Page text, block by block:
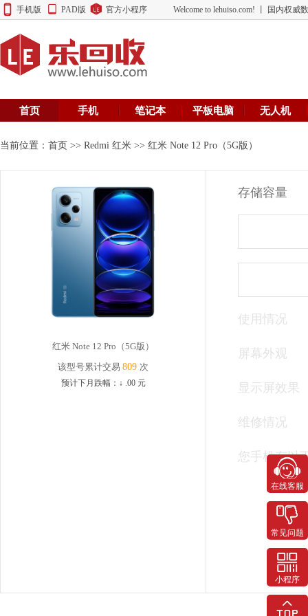
手机版 PAD版 官方小程序 Welcome to lehuiso.com! 丨 国内权威
首页 手机 笔记本 平板电脑 无人机
当前位置： 首页 >> Redmi 红米 >> 红米 Note 12 Pro（5G版）
红米 Note 12 Pro（5G版）
该型号累计交易 809 次
预计下月跌幅： ↓ .00元
存储容量
使用情况
屏幕外观
显示屏效果
维修情况
您手机有以
在线客服
常见问题
小程序